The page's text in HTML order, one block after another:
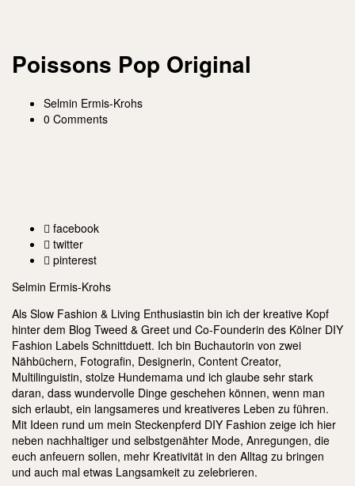
Poissons Pop Original
Selmin Ermis-Krohs
0 Comments
facebook
twitter
pinterest
Selmin Ermis-Krohs
Als Slow Fashion & Living Enthusiastin bin ich der kreative Kopf
hinter dem Blog Tweed & Greet und Co-Founderin des Kölner DIY
Fashion Labels Schnittduett. Ich bin Buchautorin von zwei
Nähbüchern, Fotografin, Designerin, Content Creator,
Multilinguistin, stolze Hundemama und ich glaube sehr stark
daran, dass wundervolle Dinge geschehen können, wenn man
sich erlaubt, ein langsameres und kreativeres Leben zu führen.
Mit Ideen rund um mein Steckenpferd DIY Fashion zeige ich hier
neben nachhaltiger und selbstgenähter Mode, Anregungen, die
euch anfeuern sollen, mehr Kreativität in den Alltag zu bringen
und auch mal etwas Langsamkeit zu zelebrieren.